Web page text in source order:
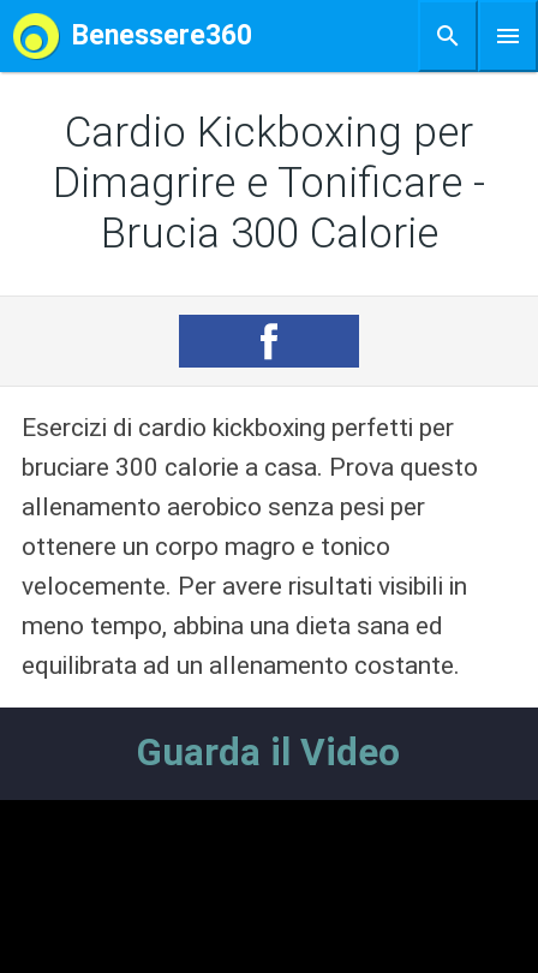
Cardio Kickboxing per
Dimagrire e Tonificare -
Brucia 300 Calorie
Esercizi di cardio kickboxing perfetti per
bruciare 300 calorie a casa. Prova questo
allenamento aerobico senza pesi per
ottenere un corpo magro e tonico
velocemente. Per avere risultati visibili in
meno tempo, abbina una dieta sana ed
equilibrata ad un allenamento costante.
Guarda il Video
Benessere360